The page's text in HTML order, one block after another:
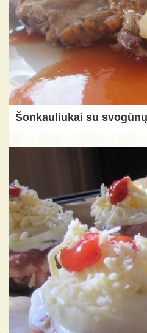
Šonkauliukai su